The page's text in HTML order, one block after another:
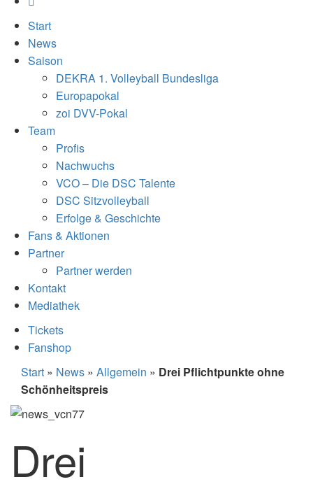
Start
News
Saison
DEKRA 1. Volleyball Bundesliga
Europapokal
zoi DVV-Pokal
Team
Profis
Nachwuchs
VCO – Die DSC Talente
DSC Sitzvolleyball
Erfolge & Geschichte
Fans & Aktionen
Partner
Partner werden
Kontakt
Mediathek
Tickets
Fanshop
Start » News » Allgemein » Drei Pflichtpunkte ohne
Schönheitspreis
Drei